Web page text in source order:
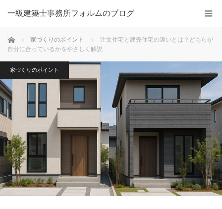
一級建築士事務所フォルムのブログ
ホーム 家づくりのポイント
注文住宅と建売住宅の違いとは？どちらが
自分に合っているかをやさしく解説
家づくりのポイント